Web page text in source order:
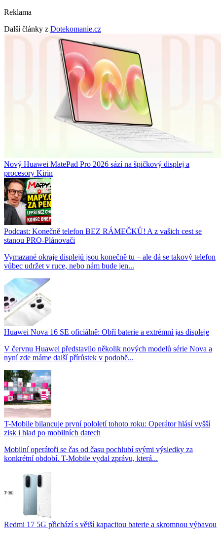
Reklama
Další články z Dotekomanie.cz
Nový Huawei MatePad Pro 2026 sází na špičkový displej a
procesory Kirin
Podcast: Konečně telefon BEZ RÁMEČKŮ! A z vašich cest se
stanou PRO-Plánovači
Vymazané okraje displejů jsou konečně tu – ale dá se takový telefon
vůbec udržet v ruce, nebo nám bude jen...
Huawei Nova 16 SE oficiálně: Obří baterie a extrémní jas displeje
V červnu Huawei představilo několik nových modelů série Nova a
nyní zde máme další přírůstek v podobě...
T-Mobile bilancuje první pololetí tohoto roku: Operátor hlásí vyšší
zisk i hlad po mobilních datech
Mobilní operátoři se čas od času pochlubí svými výsledky za
konkrétní období. T-Mobile vydal zprávu, která...
Redmi 17 5G přichází s větší kapacitou baterie a skromnou výbavou